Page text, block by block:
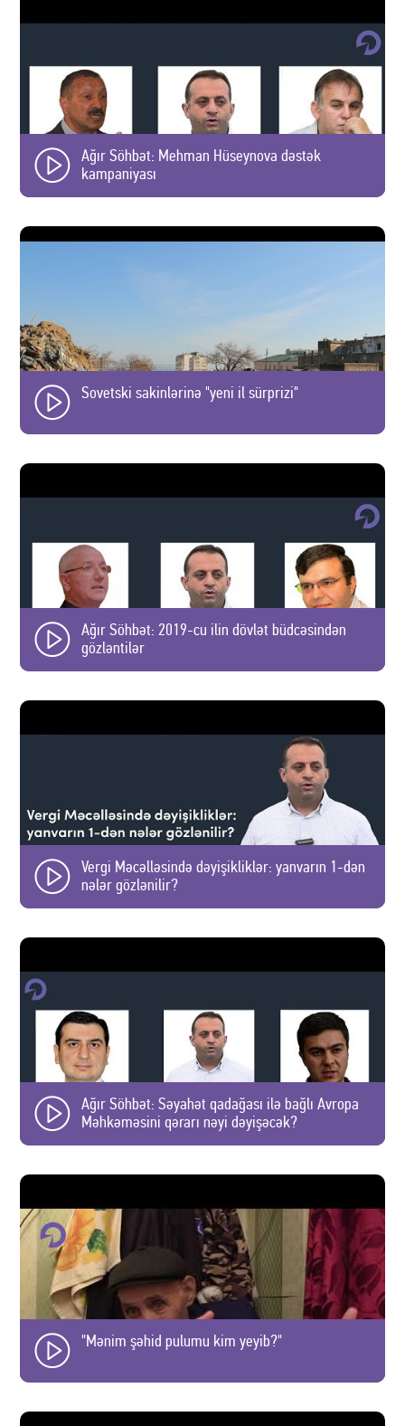
Ağır Söhbət: Mehman Hüseynova dəstək
kampaniyası
Sovetski sakinlərinə "yeni il sürprizi"
Ağır Söhbət: 2019-cu ilin dövlət büdcəsindən
gözləntilər
Vergi Məcəlləsində dəyişikliklər: yanvarın 1-dən
nələr gözlənilir?
Ağır Söhbət: Səyahət qadağası ilə bağlı Avropa
Məhkəməsini qərarı nəyi dəyişəcək?
"Mənim şəhid pulumu kim yeyib?"